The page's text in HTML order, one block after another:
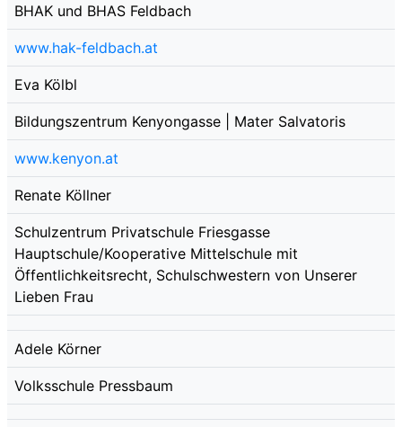
BHAK und BHAS Feldbach
www.hak-feldbach.at
Eva Kölbl
Bildungszentrum Kenyongasse | Mater Salvatoris
www.kenyon.at
Renate Köllner
Schulzentrum Privatschule Friesgasse
Hauptschule/Kooperative Mittelschule mit
Öffentlichkeitsrecht, Schulschwestern von Unserer
Lieben Frau
Adele Körner
Volksschule Pressbaum